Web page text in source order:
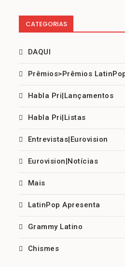
CATEGORIAS
DAQUI
Prêmios>Prêmios
Habla Pri|Lançamentos
Habla Pri|Listas
Entrevistas|Eurovision
Eurovision|Notícias
Mais
LatinPop Apresenta
Grammy Latino
Chismes